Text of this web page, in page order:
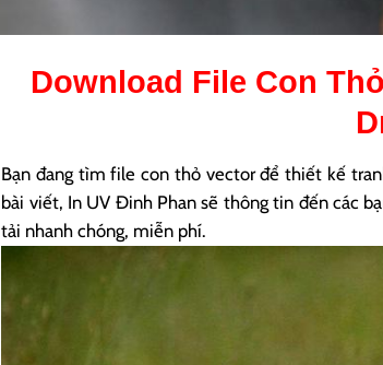
Download File Con
Bạn đang tìm file con thỏ vector để thiết kế
bài viết, In UV Đinh Phan sẽ thông tin đến các
tải nhanh chóng, miễn phí.